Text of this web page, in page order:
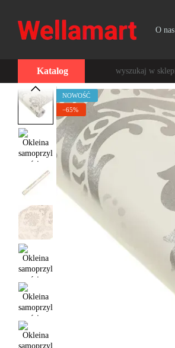
O nas
Katalog
NOWOŚĆ
−65%